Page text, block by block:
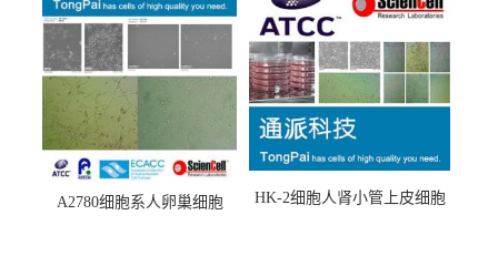
A2780细胞系人卵巢细胞
HK-2细胞人肾小管上皮细胞